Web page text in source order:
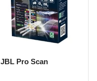
JBL Pro Scan